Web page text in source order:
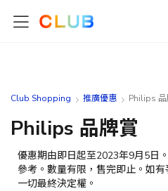
Club Shopping 推廣優惠 Philips 品
Philips 品牌賞
優惠期由即日起至2023年9月5日
參考。數量有限，售完即止。如有
一切最終決定權 。